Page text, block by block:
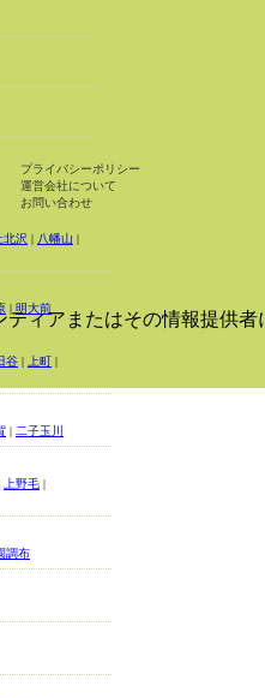
北沢 | 八幡山 |
| 明大前
谷 | 上町 |
| 二子玉川
上野毛 |
調布
プライバシーポリシー
運営会社について
お問い合わせ
ィアまたはその情報提供者